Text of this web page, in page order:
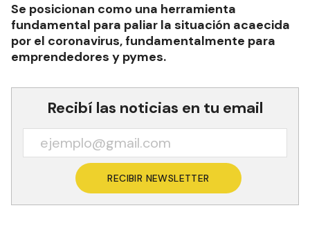
Se posicionan como una herramienta
fundamental para paliar la situación acaecida
por el coronavirus, fundamentalmente para
emprendedores y pymes.
Recibí las noticias en tu email
RECIBIR NEWSLETTER